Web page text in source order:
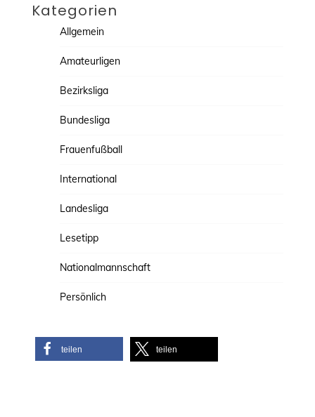
Kategorien
Allgemein
Amateurligen
Bezirksliga
Bundesliga
Frauenfußball
International
Landesliga
Lesetipp
Nationalmannschaft
Persönlich
teilen teilen